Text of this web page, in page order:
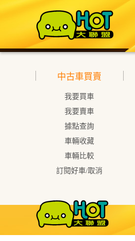
中古車買賣
我要買車
我要賣車
據點查詢
車輛收藏
車輛比較
訂閱好車/取消